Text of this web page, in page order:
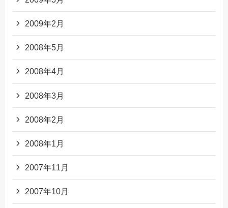
2009年2月
2008年5月
2008年4月
2008年3月
2008年2月
2008年1月
2007年11月
2007年10月